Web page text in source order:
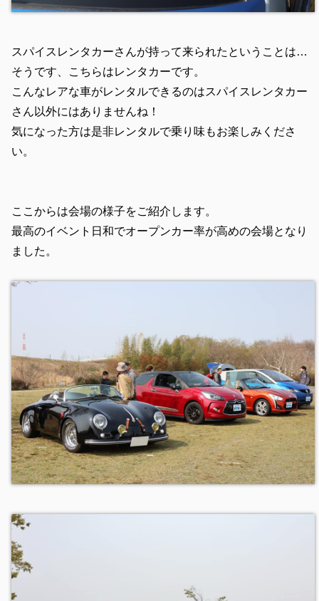
スパイスレンタカーさんが持って来られたということは…
そうです、こちらはレンタカーです。
こんなレアな車がレンタルできるのはスパイスレンタカー
さん以外にはありませんね！
気になった方は是非レンタルで乗り味もお楽しみくださ
い。
ここからは会場の様子をご紹介します。
最高のイベント日和でオープンカー率が高めの会場となり
ました。